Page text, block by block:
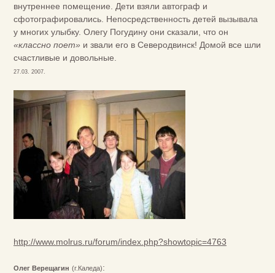
внутреннее помещение. Дети взяли автограф и
сфотографировались. Непосредственность детей вызывала
у многих улыбку. Олегу Погудину они сказали, что он
«классно поет» и звали его в Северодвинск! Домой все шли
счастливые и довольные.
27.03. 2007.
http://www.molrus.ru/forum/index.php?showtopic=4763
Олег Верещагин (г.Каледа):